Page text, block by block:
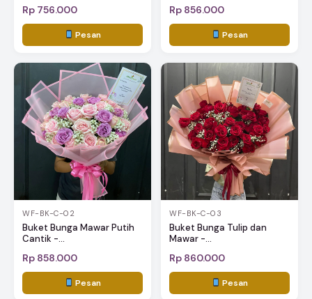
Rp 756.000
Pesan
Rp 856.000
Pesan
WF-BK-C-02
Buket Bunga Mawar Putih
Cantik -...
Rp 858.000
Pesan
WF-BK-C-03
Buket Bunga Tulip dan
Mawar -...
Rp 860.000
Pesan